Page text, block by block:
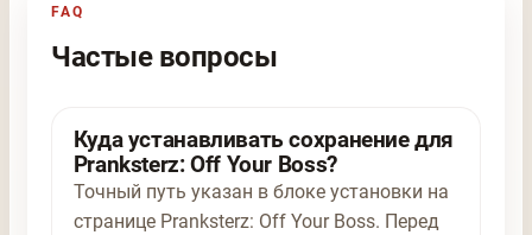
FAQ
Частые вопросы
Куда устанавливать сохранение для
Pranksterz: Off Your Boss?
Точный путь указан в блоке установки на
странице Pranksterz: Off Your Boss. Перед